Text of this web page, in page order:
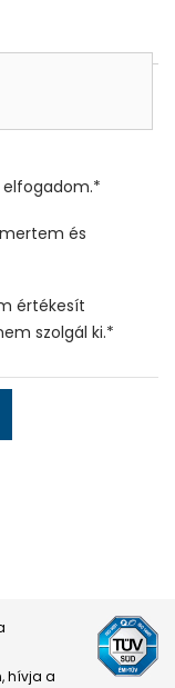
elfogadom.*
és
értékesít
szolgál ki.*
hívja a